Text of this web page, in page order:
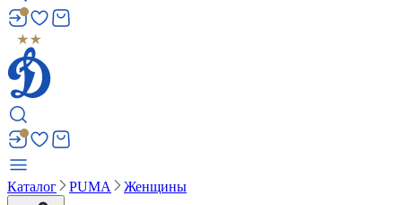
Каталог PUMA Женщины